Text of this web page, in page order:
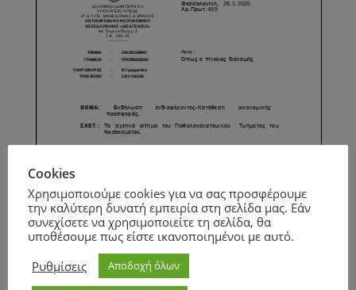
Cookies
Χρησιμοποιούμε cookies για να σας προσφέρουμε
την καλύτερη δυνατή εμπειρία στη σελίδα μας. Εάν
συνεχίσετε να χρησιμοποιείτε τη σελίδα, θα
υποθέσουμε πως είστε ικανοποιημένοι με αυτό.
Ρυθμίσεις
Αποδοχή όλων